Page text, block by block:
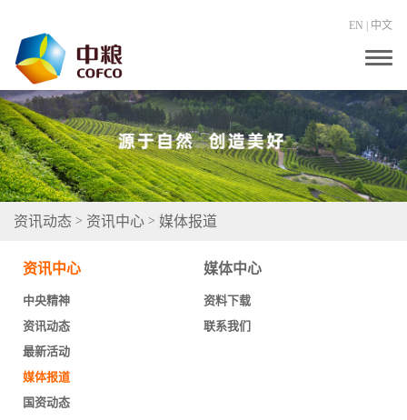
EN 中文
T
g
g
e
n
a
v
i
资讯动态 > 资讯中心 > 媒体报道
资讯中心
中央精神
资讯动态
最新活动
媒体报道
国资动态
媒体中心
资料下载
联系我们